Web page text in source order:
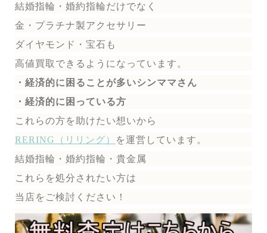
結婚指輪・婚約指輪だけでなく
金・プラチナ製アクセサリー
ダイヤモンド・宝石も
高値買取できるようになっています。
・経済的に困ることが多いシンママさん
・経済的に困っている方
これらの方を助けたい想いから
RERING（リリング）
を運営しています。
結婚指輪・婚約指輪・貴金属
これらを処分されたい方は
当店をご検討ください！